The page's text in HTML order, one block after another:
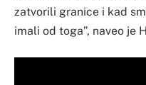
zatvorili granice i kad
imali od toga”, naveo je